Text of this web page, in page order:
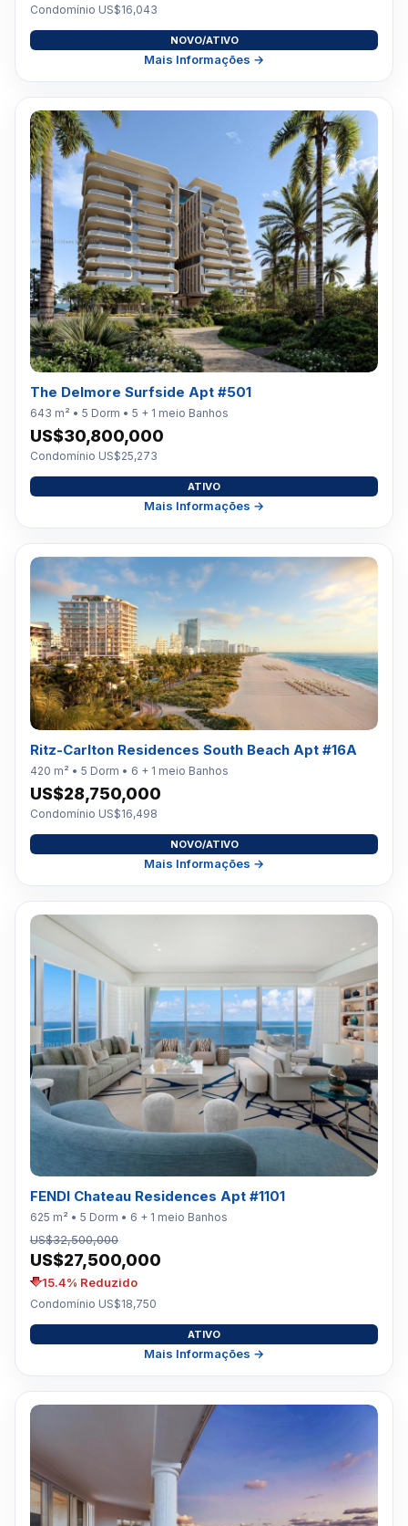
Condomínio US$16,043
NOVO/ATIVO
Mais Informações →
The Delmore Surfside Apt #501
643 m² • 5 Dorm • 5 + 1 meio Banhos
US$30,800,000
Condomínio US$25,273
ATIVO
Mais Informações →
Ritz-Carlton Residences South Beach Apt #16A
420 m² • 5 Dorm • 6 + 1 meio Banhos
US$28,750,000
Condomínio US$16,498
NOVO/ATIVO
Mais Informações →
FENDI Chateau Residences Apt #1101
625 m² • 5 Dorm • 6 + 1 meio Banhos
US$32,500,000
US$27,500,000
15.4% Reduzido
Condomínio US$18,750
ATIVO
Mais Informações →